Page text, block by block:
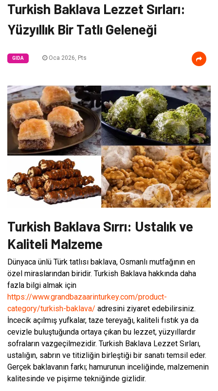
Turkish Baklava Lezzet Sırları:
Yüzyıllık Bir Tatlı Geleneği
GIDA Oca 2026, Pts
Turkish Baklava Sırrı: Ustalık ve
Kaliteli Malzeme
Dünyaca ünlü Türk tatlısı baklava, Osmanlı mutfağının en
özel miraslarından biridir. Turkish Baklava hakkında daha
fazla bilgi almak için
https://www.grandbazaarinturkey.com/product-
category/turkish-baklava/ adresini ziyaret edebilirsiniz.
İncecik açılmış yufkalar, taze tereyağı, kaliteli fıstık ya da
cevizle buluştuğunda ortaya çıkan bu lezzet, yüzyıllardır
sofraların vazgeçilmezidir. Turkish Baklava Lezzet Sırları,
ustalığın, sabrın ve titizliğin birleştiği bir sanatı temsil eder.
Gerçek baklavanın farkı; hamurunun inceliğinde, malzemenin
kalitesinde ve pişirme tekniğinde gizlidir.